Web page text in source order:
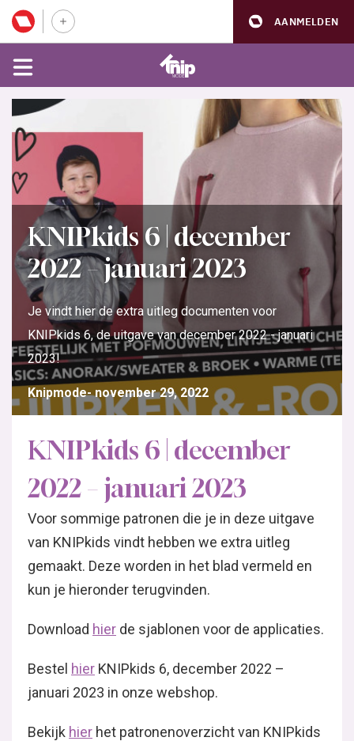
AANMELDEN
KNIPkids 6 | december
2022 – januari 2023
Je vindt hier de extra uitleg documenten voor
KNIPkids 6, de uitgave van december 2022 - januari
2023!
Knipmode november 29, 2022
KNIPkids 6 | december
2022 – januari 2023
Voor sommige patronen die je in deze uitgave
van KNIPkids vindt hebben we extra uitleg
gemaakt. Deze worden in het blad vermeld en
kun je hieronder terugvinden.
Download hier de sjablonen voor de applicaties.
Bestel hier KNIPkids 6, december 2022 –
januari 2023 in onze webshop.
Bekijk hier het patronenoverzicht van KNIPkids